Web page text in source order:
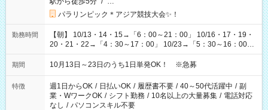
パラリンピック＊アジア競技大会✨！
勤務時間
【朝】 10/13・14・15→「6：00～21：00」 10/16・17・19・
20・21・22→「4：30～17：00」 10/23→「5：30～16：00」
【夕方】 10/16・17・19～21→「17：00～26：00」
10/22→「17：00～24：30」 10/23→「16：00～23：00」 ＊
け、夕方だけ、などもOKです！
期間 10月13日～23日のうち1日単発OK！ ※急募
特徴 週1日からOK / 日払いOK / 履歴書不要 / 40～50代活躍中 / 副
業・WワークOK / シフト勤務 / 10名以上の大量募集 / 電話対応
なし / パソコンスキル不要